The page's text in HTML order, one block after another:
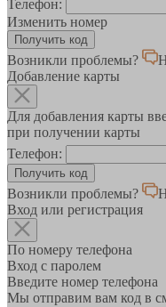
Телефон:
Изменить номер
Возникли проблемы?
Добавление карты
Для добавления карты
при получении карты
Телефон:
Возникли проблемы?
Вход или регистрация
По номеру телефона
Вход с паролем
Введите номер телефона
Мы отправим вам код в